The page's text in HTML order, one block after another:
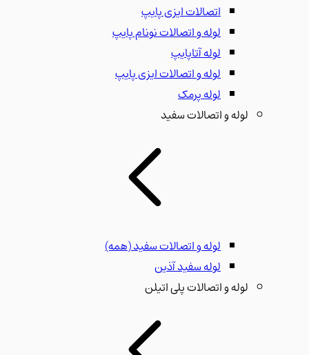
اتصالات ایزی پایپ
لوله و اتصالات نونام پایپ
لوله آتاپایپ
لوله و اتصالات ایزی پایپ
لوله پرمک
لوله و اتصالات سفید
لوله و اتصالات سفید(همه)
لوله سفید آذین
لوله و اتصالات پلی اتیلن